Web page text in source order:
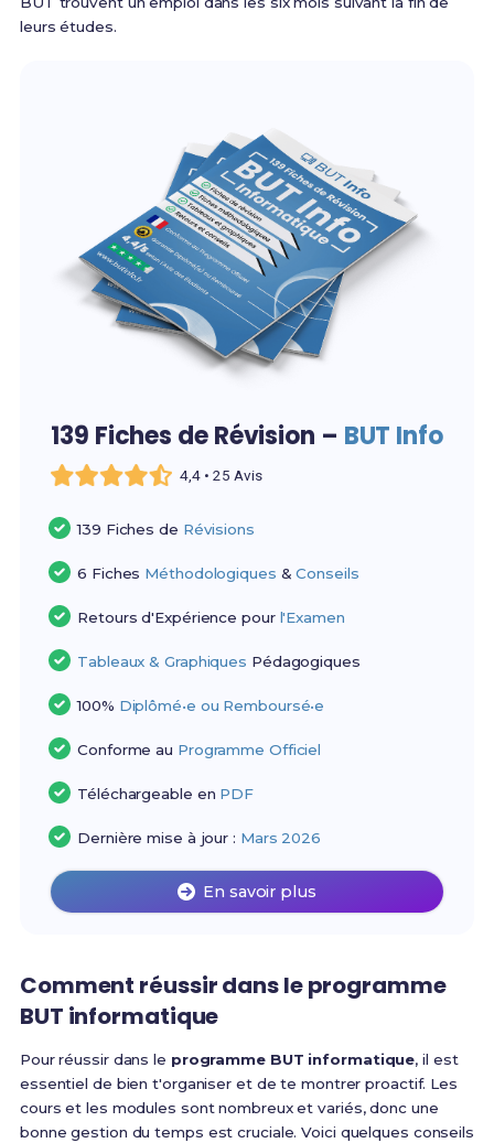
leurs études.
139 Fiches de Révision – BUT Info
4,4 • 25 Avis
139 Fiches de Révisions
6 Fiches Méthodologiques &Conseils
Retours d'Expérience pour l'Examen
Tableaux & Graphiques Pédagogiques
100% Diplômé•e ou Remboursé•e
Conforme au Programme Officiel
Téléchargeable en PDF
Dernière mise à jour : Mars 2026
En savoir plus
Comment réussir dans le programme
BUT informatique
Pour réussir dans le programme BUT informatique, il est
essentiel de bien t'organiser et de te montrer proactif. Les
cours et les modules sont nombreux et variés, donc une
bonne gestion du temps est cruciale. Voici quelques conseils